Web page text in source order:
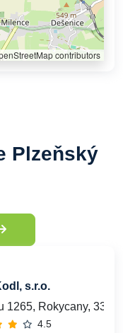
contributors
Plzeňský
s.r.o.
1265, Rokycany,
4.5